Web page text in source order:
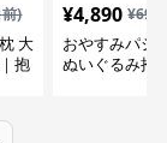
)
大
抱
¥4,890 ¥
おやすみパジ
ぬいぐるみ抱